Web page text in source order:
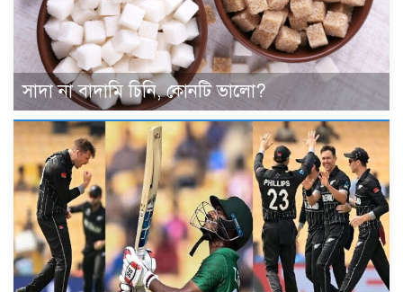
সাদা না বাদামি চিনি, কোনটি ভালো?